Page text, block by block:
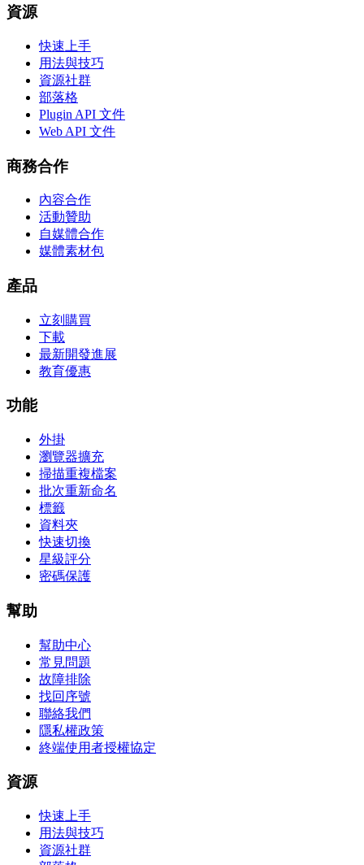
資源
快速上手
用法與技巧
資源社群
部落格
Plugin API 文件
Web API 文件
商務合作
內容合作
活動贊助
自媒體合作
媒體素材包
產品
立刻購買
下載
最新開發進展
教育優惠
功能
外掛
瀏覽器擴充
掃描重複檔案
批次重新命名
標籤
資料夾
快速切換
星級評分
密碼保護
幫助
幫助中心
常見問題
故障排除
找回序號
聯絡我們
隱私權政策
終端使用者授權協定
資源
快速上手
用法與技巧
資源社群